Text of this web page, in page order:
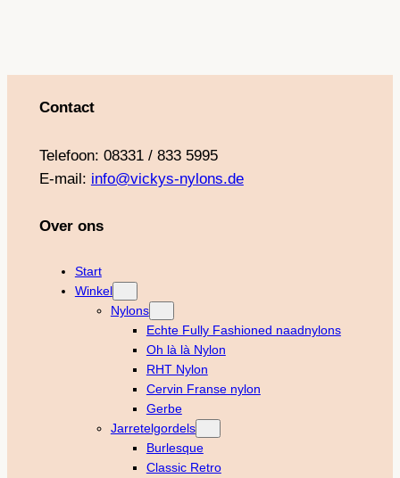
Contact
Telefoon: 08331 / 833 5995
E-mail: info@vickys-nylons.de
Over ons
Start
Winkel
Nylons
Echte Fully Fashioned naadnylons
Oh là là Nylon
RHT Nylon
Cervin Franse nylon
Gerbe
Jarretelgordels
Burlesque
Classic Retro